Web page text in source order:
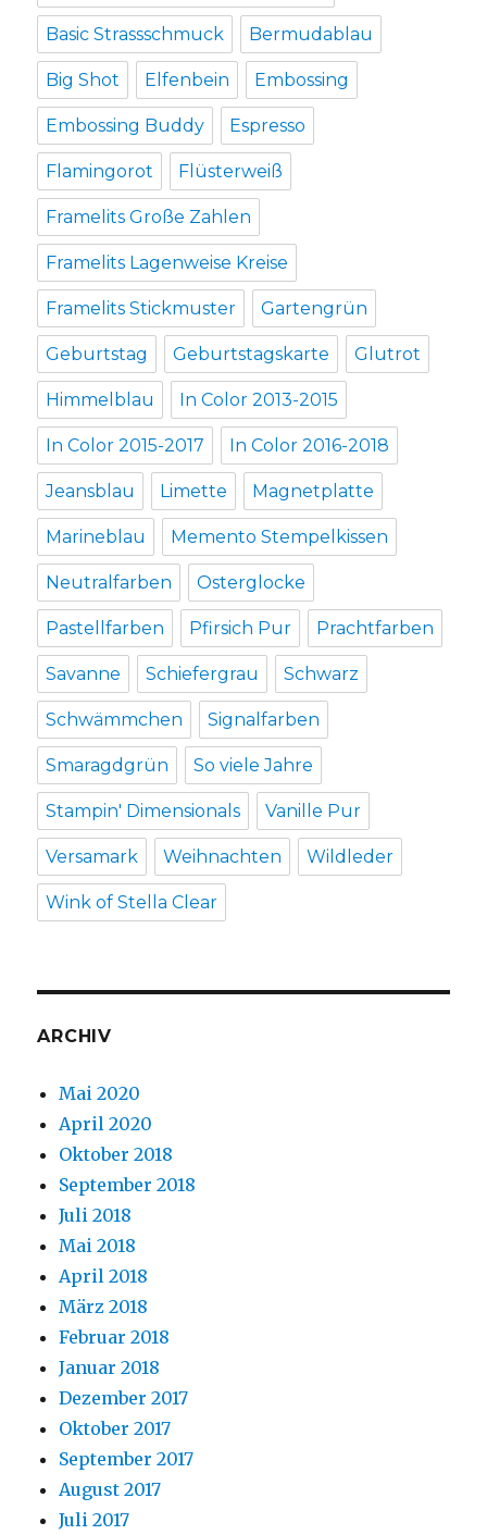
Basic Strassschmuck Bermudablau
Big Shot Elfenbein Embossing
Embossing Buddy Espresso
Flamingorot Flüsterweiß
Framelits Große Zahlen
Framelits Lagenweise Kreise
Framelits Stickmuster Gartengrün
Geburtstag Geburtstagskarte Glutrot
Himmelblau In Color 2013-2015
In Color 2015-2017 In Color 2016-2018
Jeansblau Limette Magnetplatte
Marineblau Memento Stempelkissen
Neutralfarben Osterglocke
Pastellfarben Pfirsich Pur Prachtfarben
Savanne Schiefergrau Schwarz
Schwämmchen Signalfarben
Smaragdgrün So viele Jahre
Stampin' Dimensionals Vanille Pur
Versamark Weihnachten Wildleder
Wink of Stella Clear
ARCHIV
Mai 2020
April 2020
Oktober 2018
September 2018
Juli 2018
Mai 2018
April 2018
März 2018
Februar 2018
Januar 2018
Dezember 2017
Oktober 2017
September 2017
August 2017
Juli 2017